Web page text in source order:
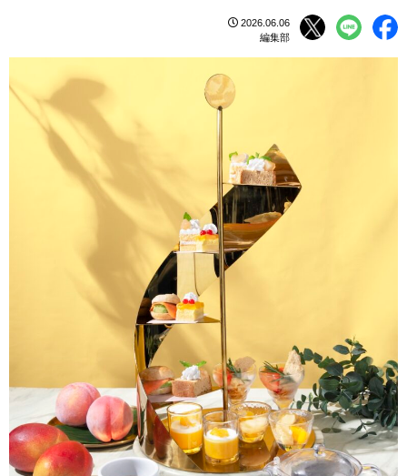
2026.06.06
編集部